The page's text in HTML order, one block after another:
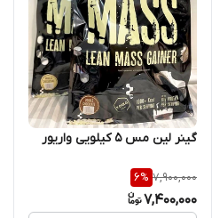
گینر لین مس ۵ کیلویی واریور
7,900,000
6%
7,400,000